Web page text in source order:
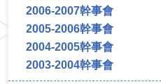
2006-2007幹事會
2005-2006幹事會
2004-2005幹事會
2003-2004幹事會